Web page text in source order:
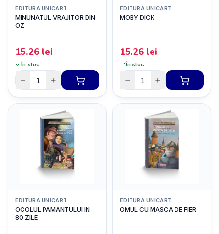
EDITURA UNICART
MINUNATUL VRAJITOR DIN
OZ
15.26 lei
În stoc
EDITURA UNICART
MOBY DICK
15.26 lei
În stoc
EDITURA UNICART
OCOLUL PAMANTULUI IN
80 ZILE
EDITURA UNICART
OMUL CU MASCA DE FIER